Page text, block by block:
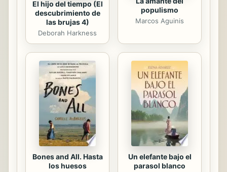
El hijo del tiempo (El
descubrimiento de
las brujas 4)
Deborah Harkness
populismo
Marcos Aguinis
Bones and All. Hasta
los huesos
Un elefante bajo el
parasol blanco